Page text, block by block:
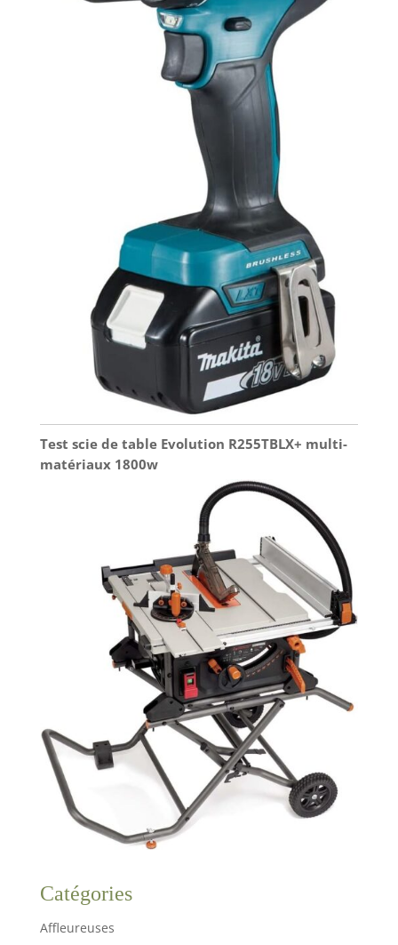
Test scie de table Evolution R255TBLX+ multi-
matériaux 1800w
Catégories
Affleureuses